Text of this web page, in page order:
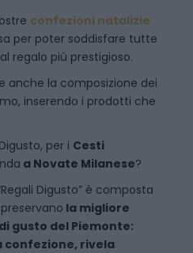
confezioni natalizie
per poter soddisfare tutte
regalo più prestigioso.
anche la composizione dei
inserendo i prodotti che
per i Cesti
a Novate Milanese?
Digusto” è composta
la migliore
gusto del Piemonte:
rivela